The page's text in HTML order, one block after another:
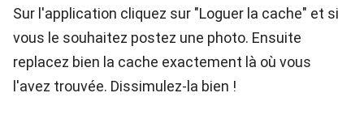
Sur l'application cliquez sur "Loguer la cache" et si
vous le souhaitez postez une photo. Ensuite
replacez bien la cache exactement là où vous
l'avez trouvée. Dissimulez-la bien !